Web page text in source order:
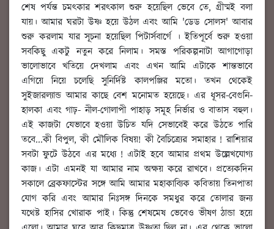
শেষ পর্যন্ত চমৎকার শরৎকাল শুরু হয়েছিল ভেবে তে, গ্রীষ্মই বলা
যায়। আমার ঘরটা উষ্ণ হয়ে উঠল এবং আমি 'ডেড সোলস' আবার
শুরু করলাম যার সূচনা হয়েছিল পিটার্সবার্গে । ইতিপূর্বে শুরু হওয়া
সবকিছু একটু নতুন করে নিলাম। সমস্ত পরিকল্পনাটা আগাগোড়া
ভালোভাবে খতিয়ে দেখলাম এবং এখন আমি এটাকে শান্তভাবে
এগিয়ে নিয়ে চলেছি সুনির্দিষ্ট কালপঞ্জির মতো। তখন থেকেই
সুইজারল্যান্ড আমার কাছে বেশ মনোমত হয়েছে। এর ধূসর-বেগুনি-
হালকা এবং গাঢ়- নীল-গোলাপী পাহাড় সমূহ নির্ভার ও বাতাস বহুল।
এই কাজটা যেভাবে হওয়া উচিত যদি সেভাবেই করে উঠতে পারি
তবে...কী বিপুল, কী মৌলিক বিষয়! কী বৈচিত্র্যের সমাহার ! রাশিয়ার
সবটা ফুটে উঠবে এর মধ্যে ! এটাই হবে আমার প্রথম উল্লেখযোগ্য
কাজ। এটা এমনই যা আমার নাম অক্ষয় করে রাখবে। প্রত্যেকদিন
সকালে ব্রেকফাস্টের সঙ্গে আমি আমার মহাকাব্যিক কবিতায় তিনপাতা
যোগ করি এবং আমার নিঃসঙ্গ দিনকে সমধুর করে তোলার জন্য
যথেষ্ট হাসির খোরাক পাই। কিন্তু শেষমেষ ভেবেও ভীষণ ঠান্ডা হয়ে